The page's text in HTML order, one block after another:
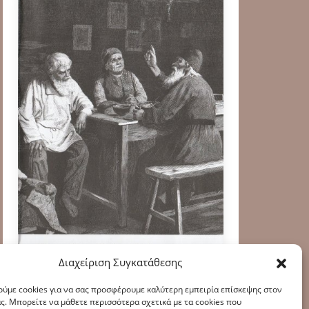
Διαχείριση Συγκατάθεσης
cookies για να σας προσφέρουμε καλύτερη εμπειρία επίσκεψης στον
Μπορείτε να μάθετε περισσότερα σχετικά με τα cookies που